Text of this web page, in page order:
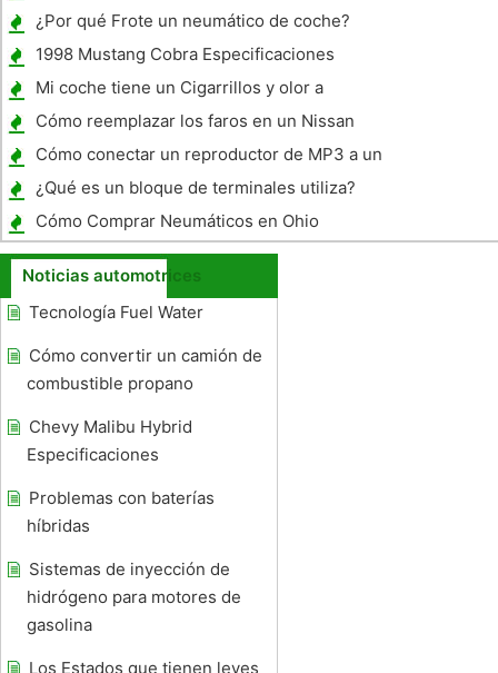
¿Por qué Frote un neumático de coche?
1998 Mustang Cobra Especificaciones
Mi coche tiene un Cigarrillos y olor a
quemado del motor, pero no es el
sobrecalentamiento
Cómo reemplazar los faros en un Nissan
Altima 2005
Cómo conectar un reproductor de MP3 a un
archivo Radio
¿Qué es un bloque de terminales utiliza?
Cómo Comprar Neumáticos en Ohio
Noticias automotrices
Tecnología Fuel Water
Cómo convertir un camión de
combustible propano
Chevy Malibu Hybrid
Especificaciones
Problemas con baterías
híbridas
Sistemas de inyección de
hidrógeno para motores de
gasolina
Los Estados que tienen leyes